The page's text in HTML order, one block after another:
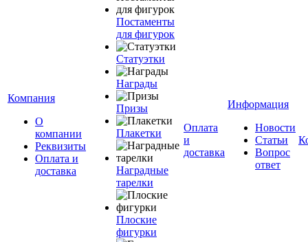
Компания
О
компании
Реквизиты
Оплата и
доставка
Постаменты
для фигурок
Статуэтки
Награды
Призы
Плакетки
Наградные
тарелки
Плоские
фигурки
Оплата
и
доставка
Информация
Новости
Статьи
Вопрос
ответ